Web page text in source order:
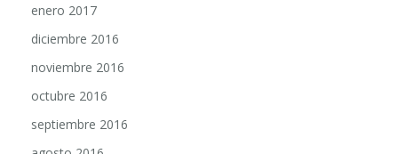
enero 2017
diciembre 2016
noviembre 2016
octubre 2016
septiembre 2016